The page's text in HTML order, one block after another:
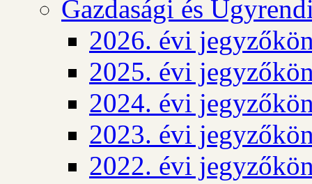
Gazdasági és
2026. évi
2025. évi
2024. évi
2023. évi
2022. évi